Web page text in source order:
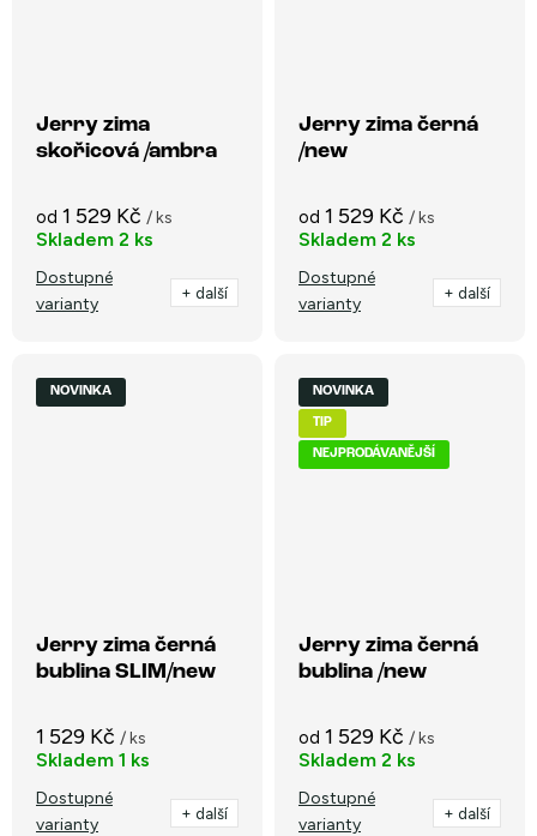
Jerry zima
skořicová /ambra
od 1 529 Kč / ks
Skladem 2 ks
Dostupné
varianty
+ další
Jerry zima černá
/new
od 1 529 Kč / ks
Skladem 2 ks
Dostupné
varianty
+ další
NOVINKA
Jerry zima černá
bublina SLIM/new
1 529 Kč / ks
Skladem 1 ks
Dostupné
varianty
+ další
NOVINKA
TIP
NEJPRODÁVANĚJŠÍ
Jerry zima černá
bublina /new
od 1 529 Kč / ks
Skladem 2 ks
Dostupné
varianty
+ další